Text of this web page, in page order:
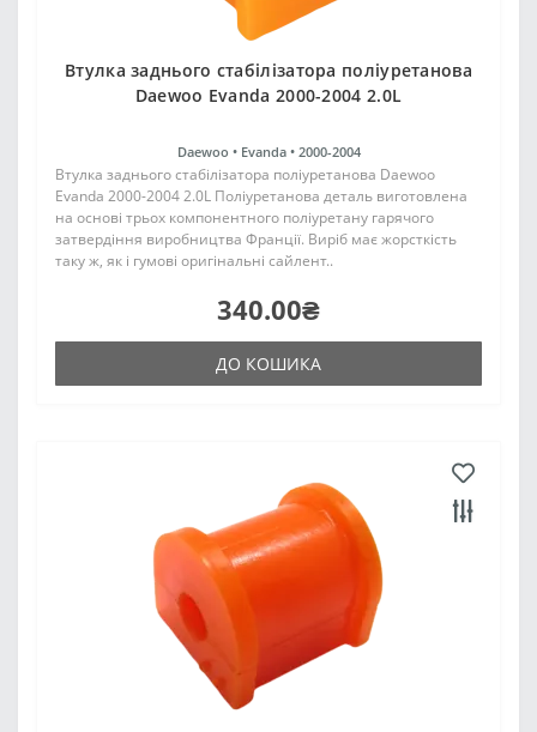
Втулка заднього стабілізатора поліуретанова
Daewoo Evanda 2000-2004 2.0L
Daewoo • Evanda • 2000-2004
Втулка заднього стабілізатора поліуретанова Daewoo
Evanda 2000-2004 2.0L Поліуретанова деталь виготовлена
на основі трьох компонентного поліуретану гарячого
затвердіння виробництва Франції. Виріб має жорсткість
таку ж, як і гумові оригінальні сайлент..
340.00₴
ДО КОШИКА